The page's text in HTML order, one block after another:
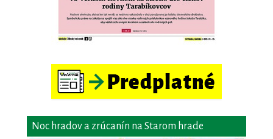
Noc hradov a zrúcanín na Starom hrade